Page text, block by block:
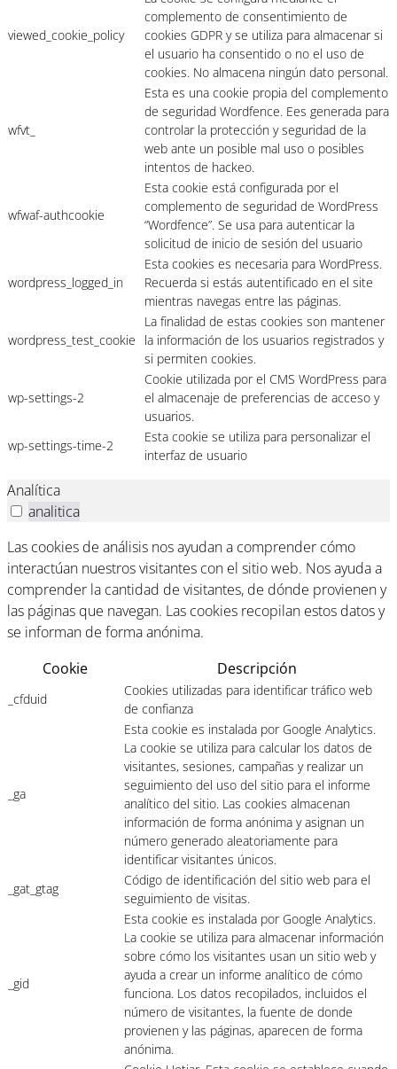
viewed_cookie_policy
complemento de consentimiento de
cookies GDPR y se utiliza para almacenar si
el usuario ha consentido o no el uso de
cookies. No almacena ningún dato personal.
wfvt_
Esta es una cookie propia del complemento
de seguridad Wordfence. Ees generada para
controlar la protección y seguridad de la
web ante un posible mal uso o posibles
intentos de hackeo.
wfwaf-authcookie
Esta cookie está configurada por el
complemento de seguridad de WordPress
“Wordfence”. Se usa para autenticar la
solicitud de inicio de sesión del usuario
wordpress_logged_in
Esta cookies es necesaria para WordPress.
Recuerda si estás autentificado en el site
mientras navegas entre las páginas.
wordpress_test_cookie
La finalidad de estas cookies son mantener
la información de los usuarios registrados y
si permiten cookies.
wp-settings-2
Cookie utilizada por el CMS WordPress para
el almacenaje de preferencias de acceso y
usuarios.
wp-settings-time-2
Esta cookie se utiliza para personalizar el
interfaz de usuario
Analítica
analitica
Las cookies de análisis nos ayudan a comprender cómo
interactúan nuestros visitantes con el sitio web. Nos ayuda a
comprender la cantidad de visitantes, de dónde provienen y
las páginas que navegan. Las cookies recopilan estos datos y
se informan de forma anónima.
Cookie
Descripción
_cfduid
Cookies utilizadas para identificar tráfico web
de confianza
_ga
Esta cookie es instalada por Google Analytics.
La cookie se utiliza para calcular los datos de
visitantes, sesiones, campañas y realizar un
seguimiento del uso del sitio para el informe
analítico del sitio. Las cookies almacenan
información de forma anónima y asignan un
número generado aleatoriamente para
identificar visitantes únicos.
_gat_gtag
Código de identificación del sitio web para el
seguimiento de visitas.
_gid
Esta cookie es instalada por Google Analytics.
La cookie se utiliza para almacenar información
sobre cómo los visitantes usan un sitio web y
ayuda a crear un informe analítico de cómo
funciona. Los datos recopilados, incluidos el
número de visitantes, la fuente de donde
provienen y las páginas, aparecen de forma
anónima.